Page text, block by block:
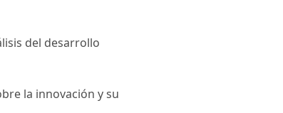
del desarrollo
la innovación y su